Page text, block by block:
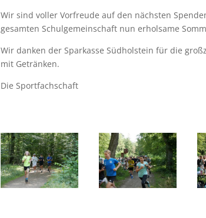
Wir sind voller Vorfreude auf den nächsten
gesamten Schulgemeinschaft nun erholsame
Wir danken der Sparkasse Südholstein für die
mit Getränken.
Die Sportfachschaft